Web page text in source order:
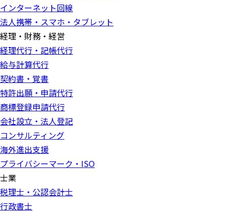
インターネット回線
法人携帯・スマホ・タブレット
経理・財務・経営
経理代行・記帳代行
給与計算代行
契約書・覚書
特許出願・申請代行
商標登録申請代行
会社設立・法人登記
コンサルティング
海外進出支援
プライバシーマーク・ISO
士業
税理士・公認会計士
行政書士